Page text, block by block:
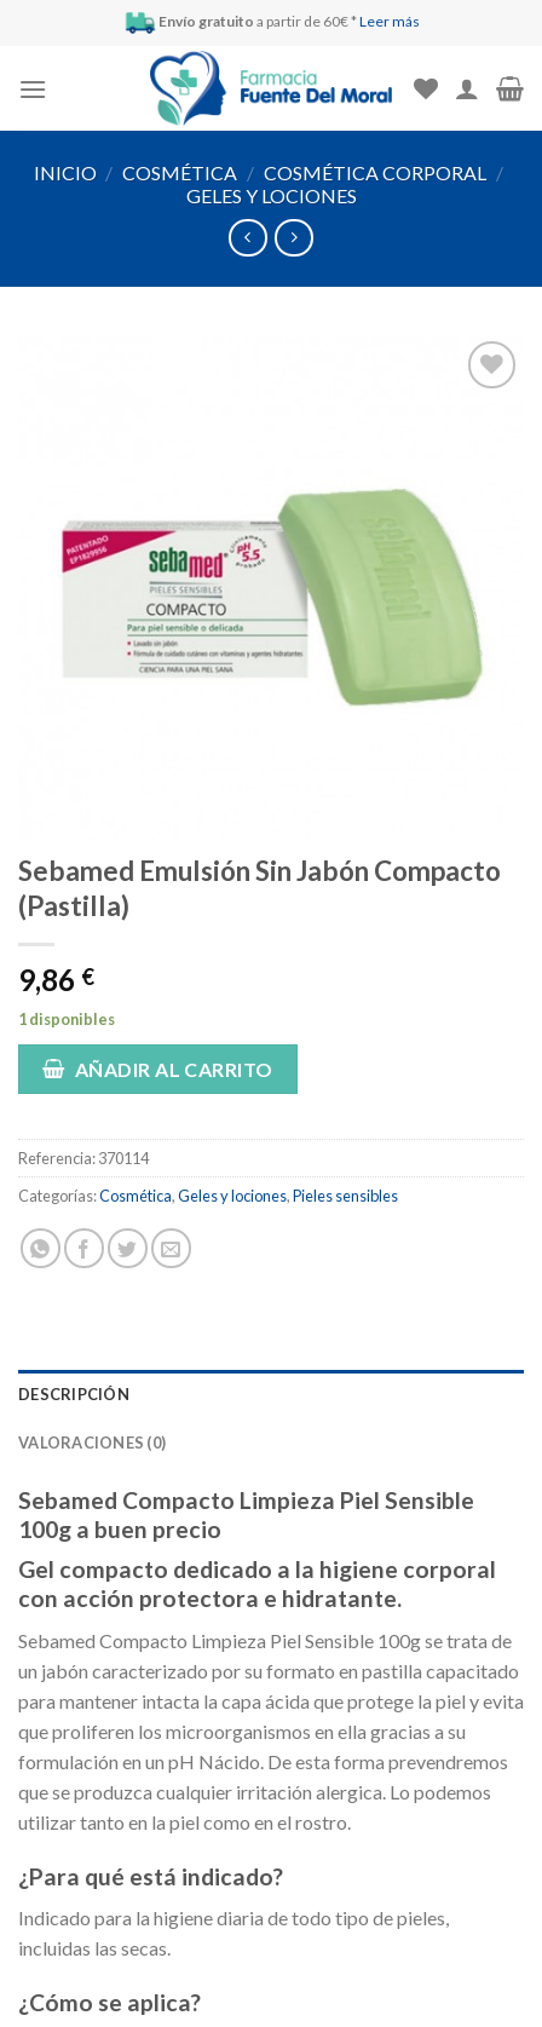
Envío gratuito a partir de 60€ * Leer más
INICIO / COSMÉTICA / COSMÉTICA CORPORAL /
GELES Y LOCIONES
Sebamed Emulsión Sin Jabón Compacto
(Pastilla)
9,86 €
1 disponibles
AÑADIR AL CARRITO
Referencia:370114
Categorías:Cosmética,Geles y lociones,Pieles sensibles
DESCRIPCIÓN
VALORACIONES (0)
Sebamed Compacto Limpieza Piel Sensible
100g a buen precio
Gel compacto dedicado a la higiene corporal
con acción protectora e hidratante.
Sebamed Compacto Limpieza Piel Sensible 100g se trata de
un jabón caracterizado por su formato en pastilla capacitado
para mantener intacta la capa ácida que protege la piel y evita
que proliferen los microorganismos en ella gracias a su
formulación en un pH Nácido. De esta forma prevendremos
que se produzca cualquier irritación alergica. Lo podemos
utilizar tanto en la piel como en el rostro.
¿Para qué está indicado?
Indicado para la higiene diaria de todo tipo de pieles,
incluidas las secas.
¿Cómo se aplica?